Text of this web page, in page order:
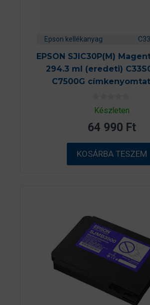
Epson kellékanyag
EPSON SJIC30P(M)
294.3 ml (eredeti)
C7500G
0
a
5
b
ő
l
Készleten
64 990 Ft
KOSÁRBA TESZEM